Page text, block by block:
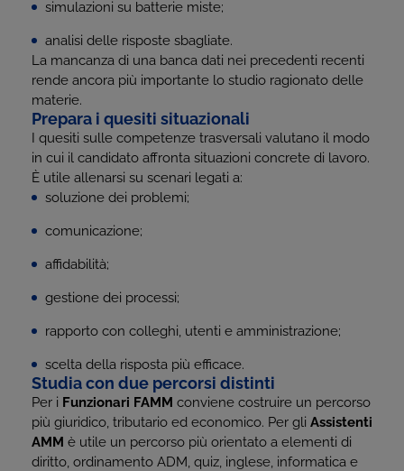
simulazioni su batterie miste;
analisi delle risposte sbagliate.
La mancanza di una banca dati nei precedenti recenti
rende ancora più importante lo studio ragionato delle
materie.
Prepara i quesiti situazionali
I quesiti sulle competenze trasversali valutano il modo
in cui il candidato affronta situazioni concrete di lavoro.
È utile allenarsi su scenari legati a:
soluzione dei problemi;
comunicazione;
affidabilità;
gestione dei processi;
rapporto con colleghi, utenti e amministrazione;
scelta della risposta più efficace.
Studia con due percorsi distinti
Per i Funzionari FAMM conviene costruire un percorso
più giuridico, tributario ed economico. Per gli Assistenti
AMM è utile un percorso più orientato a elementi di
diritto, ordinamento ADM, quiz, inglese, informatica e